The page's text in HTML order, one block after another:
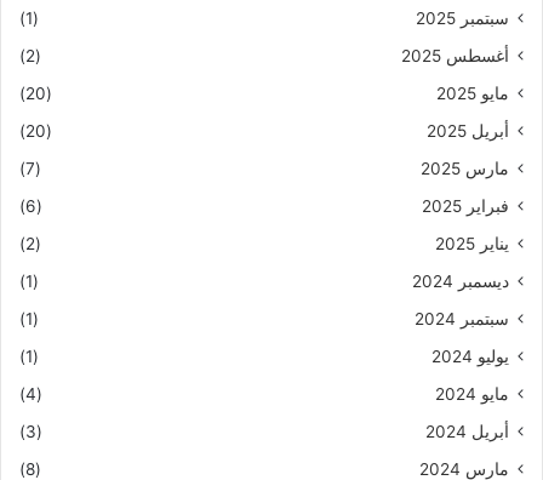
سبتمبر 2025
(1)
أغسطس 2025
(2)
مايو 2025
(20)
أبريل 2025
(20)
مارس 2025
(7)
فبراير 2025
(6)
يناير 2025
(2)
ديسمبر 2024
(1)
سبتمبر 2024
(1)
يوليو 2024
(1)
مايو 2024
(4)
أبريل 2024
(3)
مارس 2024
(8)